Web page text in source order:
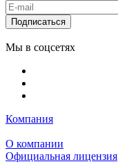
Подписаться
Мы в соцсетях
Компания
О компании
Официальная лицензия